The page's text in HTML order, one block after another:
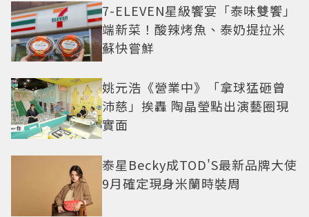
7-ELEVEN星級饗宴「泰味雙饗」
端新菜！酸辣烤魚、泰奶提拉米
蘇快嘗鮮
姚元浩《營業中》「拿球猛砸曾
沛慈」挨轟 陶晶瑩點出演藝圈現
實面
泰星Becky成TOD'S最新品牌大使
9月確定現身米蘭時裝周